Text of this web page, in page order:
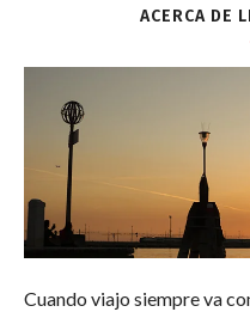
ACERCA DE
Cuando viajo siempre va